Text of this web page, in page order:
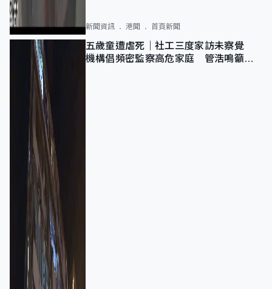
新聞資訊 港聞 首頁新聞
五歲童遭虐死｜社工三度家訪未察覺
機構倡頻密監察高危家庭 管浩鳴籲加